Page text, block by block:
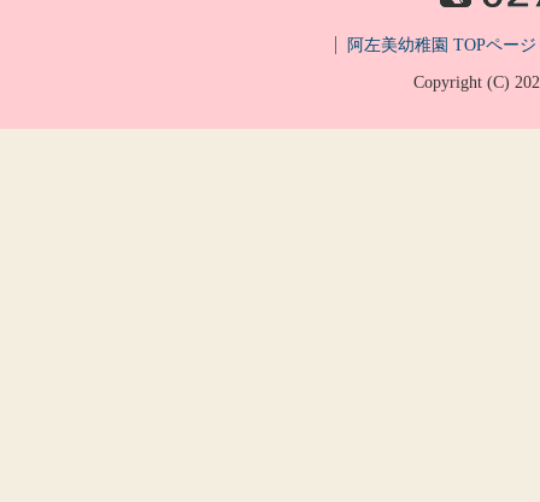
阿左美幼稚園 TOPページ
Copyright (C)